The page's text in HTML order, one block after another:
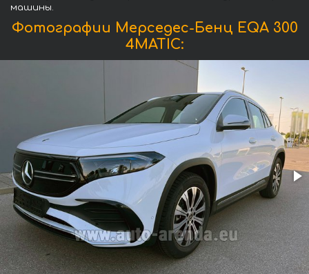
машины.
Фотографии Мерседес-Бенц EQA 300
4MATIC: